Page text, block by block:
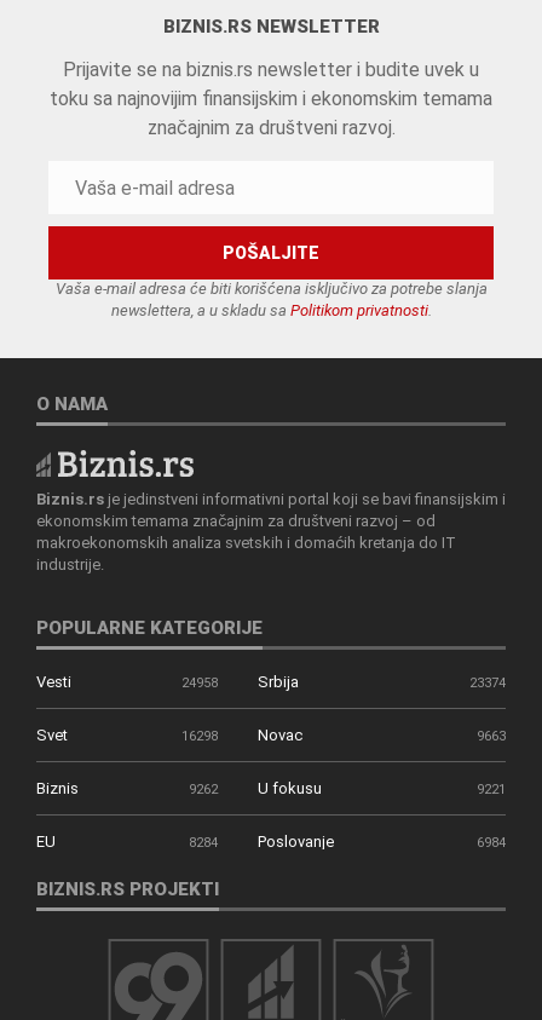
BIZNIS.RS NEWSLETTER
Prijavite se na biznis.rs newsletter i budite uvek u
toku sa najnovijim finansijskim i ekonomskim temama
značajnim za društveni razvoj.
Vaša e-mail adresa će biti korišćena isključivo za potrebe slanja
newslettera, a u skladu sa Politikom privatnosti.
O NAMA
Biznis.rs je jedinstveni informativni portal koji se bavi finansijskim i
ekonomskim temama značajnim za društveni razvoj – od
makroekonomskih analiza svetskih i domaćih kretanja do IT
industrije.
POPULARNE KATEGORIJE
Vesti 24958 Srbija 23374
Svet 16298 Novac 9663
Biznis 9262 U fokusu 9221
EU 8284 Poslovanje 6984
BIZNIS.RS PROJEKTI